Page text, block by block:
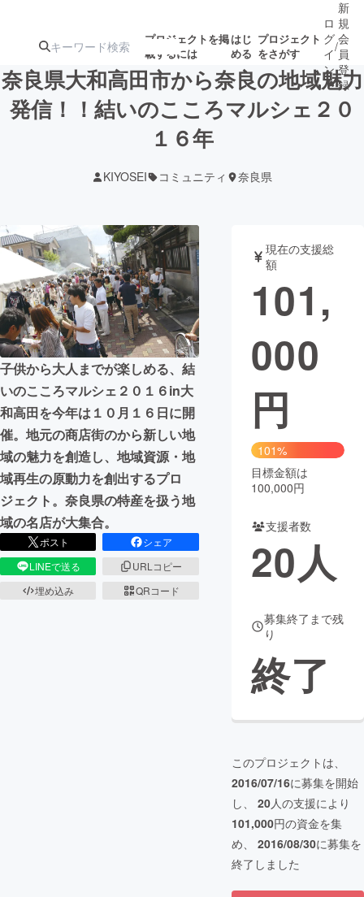
プロジェクトを掲
載するには
はじ
める
プロジェクト
をさがす
注目の新着プロ募集終了が近いプ
テクノロジー・ガジェット
映像・映画 書籍・雑誌
ビジネス・起業 チャレンジ
まちづくり・地域活性化
CAMPFIRE for Social Good
CAMPFIRE Creation
CAMPFIREふるさと納税
コミュニティ
ロ
グ
イ
ン
/
新
規
会
員
登
録
奈良県大和高田市から奈良の地域魅力
発信！！結いのこころマルシェ２０
１６年
KIYOSEI コミュニティ 奈良県
子供から大人までが楽しめる、結
いのこころマルシェ２０１６in大
和高田を今年は１０月１６日に開
催。地元の商店街のから新しい地
域の魅力を創造し、地域資源・地
域再生の原動力を創出するプロ
ジェクト。奈良県の特産を扱う地
域の名店が大集合。
ポスト
シェア
LINEで送る
URLコピー
埋め込み
QRコード
現在の支援総
額
101,
000
円
101%
目標金額は
100,000円
支援者数
20人
募集終了まで残
り
終了
このプロジェクトは、
2016/07/16に募集を開始
し、 20人の支援により
101,000円の資金を集
め、 2016/08/30に募集を
終了しました